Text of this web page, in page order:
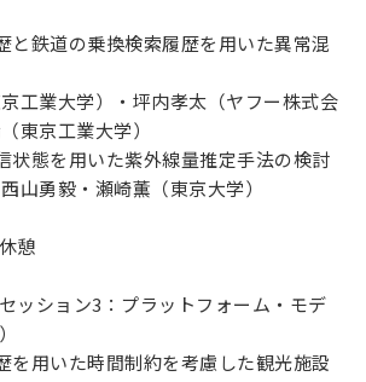
と鉄道の乗換検索履歴を用いた異常混
工業大学）・坪内孝太（ヤフー株式会
東京工業大学）
状態を用いた紫外線量推定手法の検討
山勇毅・瀬崎薫（東京大学）
憩
ッション3：プラットフォーム・モデ
を用いた時間制約を考慮した観光施設